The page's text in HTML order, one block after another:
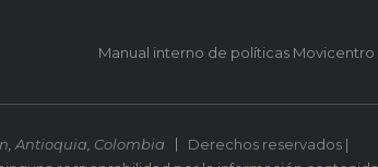
Manual interno de políticas Movicentro
Antioquia, Colombia
Derechos reservados |